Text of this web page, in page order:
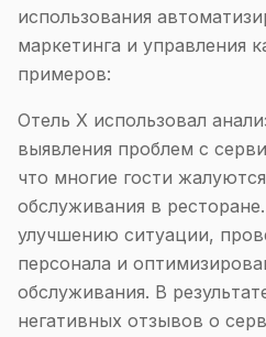
использования
маркетинга и управления
примеров:
Отель X использовал
выявления проблем с
что многие гости
обслуживания в
улучшению ситуации,
персонала и
обслуживания. В
негативных отзывов о